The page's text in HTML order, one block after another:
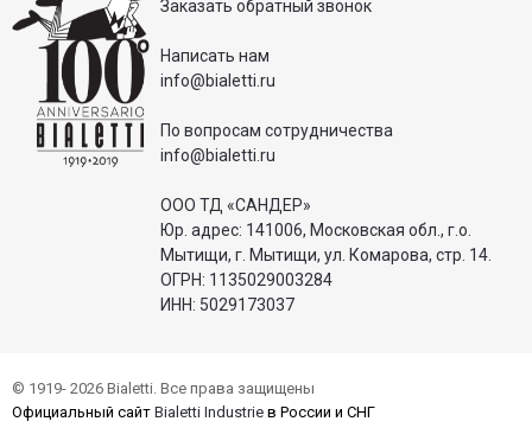
Заказать обратный звонок
Написать нам
info@bialetti.ru
По вопросам сотрудничества
info@bialetti.ru
ООО ТД «САНДЕР»
Юр. адрес: 141006, Московская обл., г.о.
Мытищи, г. Мытищи, ул. Комарова, стр. 14.
ОГРН: 1135029003284
ИНН: 5029173037
© 1919- 2026 Bialetti. Все права защищены
Официальный сайт Bialetti Industrie в России и СНГ